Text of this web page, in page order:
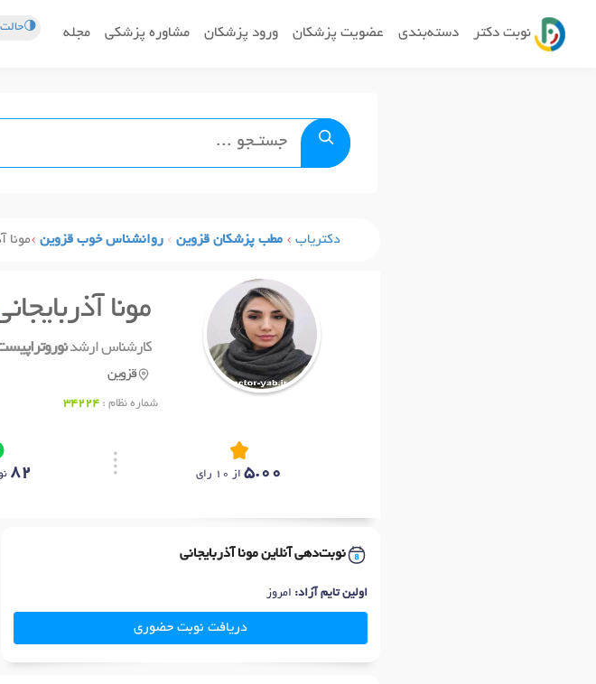
نوبت دکتر دسته‌بندی عضویت پزشکان ورود پزشکان مشاوره پزشکی مجله
دکتریاب مطب پزشکان قزوین روانشناس خوب قزوین مونا
مونا
کارشناس ارشد
قزوین
شماره نظام :34224
5.00 از 10 رای 82
نوبت‌دهی آنلاین مونا آذربایجانی
اولین تایم آزاد: امروز
دریافت نوبت حضوری